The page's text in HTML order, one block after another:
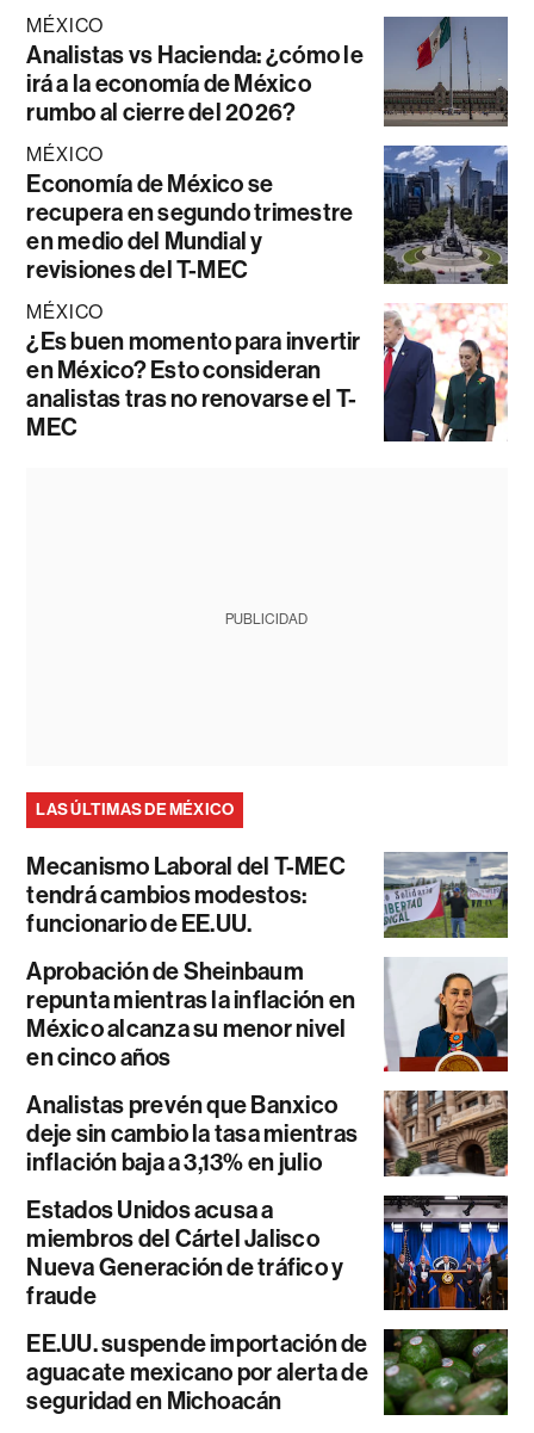
MÉXICO
Analistas vs Hacienda: ¿cómo le
irá a la economía de México
rumbo al cierre del 2026?
MÉXICO
Economía de México se
recupera en segundo trimestre
en medio del Mundial y
revisiones del T-MEC
MÉXICO
¿Es buen momento para invertir
en México? Esto consideran
analistas tras no renovarse el T-
MEC
PUBLICIDAD
LAS ÚLTIMAS DE MÉXICO
Mecanismo Laboral del T-MEC
tendrá cambios modestos:
funcionario de EE.UU.
Aprobación de Sheinbaum
repunta mientras la inflación en
México alcanza su menor nivel
en cinco años
Analistas prevén que Banxico
deje sin cambio la tasa mientras
inflación baja a 3,13% en julio
Estados Unidos acusa a
miembros del Cártel Jalisco
Nueva Generación de tráfico y
fraude
EE.UU. suspende importación de
aguacate mexicano por alerta de
seguridad en Michoacán